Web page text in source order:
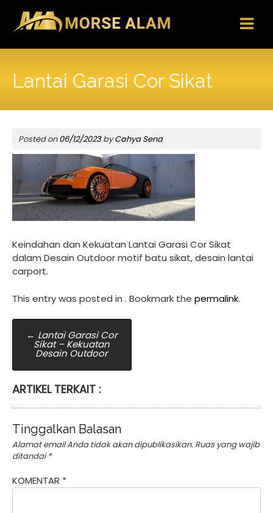
content
Lantai Garasi Cor Sikat
Posted on06/12/2023byCahya Sena
Keindahan dan Kekuatan Lantai Garasi Cor Sikat
dalam Desain Outdoor motif batu sikat, desain lantai
carport.
This entry was posted in . Bookmark the permalink.
Post
navigation
← Lantai Garasi Cor
Sikat – Kekuatan
Desain Outdoor
ARTIKEL TERKAIT :
Tinggalkan Balasan
Alamat email Anda tidak akan dipublikasikan. Ruas yang wajib
ditandai*
KOMENTAR *